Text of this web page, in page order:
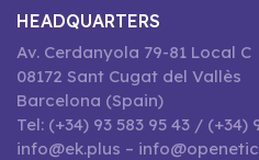
HEADQUARTERS
Av. Cerdanyola 79-81 Local C
08172 Sant Cugat del Vallès
Barcelona (Spain)
Tel: (+34) 93 583 95 43 / (+34)
info@ek.plus –